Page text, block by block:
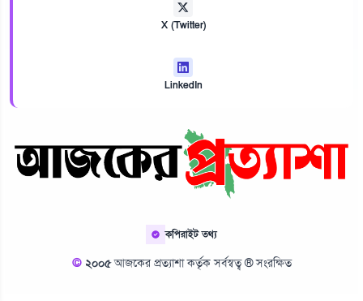
X (Twitter)
LinkedIn
কপিরাইট তথ্য
© ২০০৫আজকের প্রত্যাশা কর্তৃক সর্বস্বত্ব ® সংরক্ষিত